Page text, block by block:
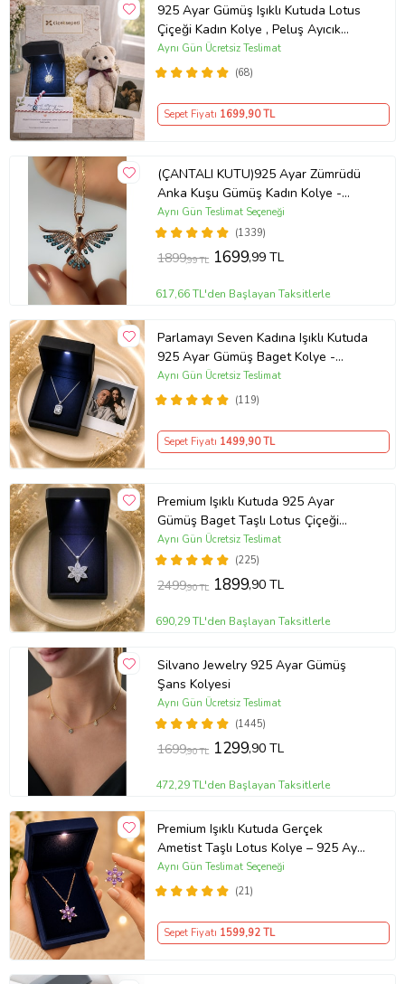
925 Ayar Gümüş Işıklı Kutuda Lotus
Çiçeği Kadın Kolye , Peluş Ayıcık
Anahtarlık Marteniçka Bileklik,
Polaroid Fotoğraf Hediye
(68)
Aynı Gün Ücretsiz Teslimat
Sepet Fiyatı 1699,90 TL
(ÇANTALI KUTU)925 Ayar Zümrüdü
Anka Kuşu Gümüş Kadın Kolye -
MAVİ
(1339)
Aynı Gün Teslimat Seçeneği
1899,99 TL 1699,99 TL
617,66 TL'den Başlayan Taksitlerle
Parlamayı Seven Kadına Işıklı Kutuda
925 Ayar Gümüş Baget Kolye -
Kişiye Özel Fotoğraf Hediye
(119)
Aynı Gün Ücretsiz Teslimat
Sepet Fiyatı 1499,90 TL
Premium Işıklı Kutuda 925 Ayar
Gümüş Baget Taşlı Lotus Çiçeği
Kolye
(225)
Aynı Gün Ücretsiz Teslimat
2499,90 TL 1899,90 TL
690,29 TL'den Başlayan Taksitlerle
Silvano Jewelry 925 Ayar Gümüş
Şans Kolyesi
(1445)
Aynı Gün Ücretsiz Teslimat
1699,90 TL 1299,90 TL
472,29 TL'den Başlayan Taksitlerle
Premium Işıklı Kutuda Gerçek
Ametist Taşlı Lotus Kolye – 925 Ayar
Gümüş Kadın Kolye
(21)
Aynı Gün Teslimat Seçeneği
Sepet Fiyatı 1599,92 TL